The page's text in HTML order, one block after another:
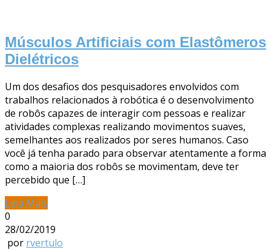
Músculos Artificiais com Elastômeros
Dielétricos
Um dos desafios dos pesquisadores envolvidos com
trabalhos relacionados à robótica é o desenvolvimento
de robôs capazes de interagir com pessoas e realizar
atividades complexas realizando movimentos suaves,
semelhantes aos realizados por seres humanos. Caso
você já tenha parado para observar atentamente a forma
como a maioria dos robôs se movimentam, deve ter
percebido que […]
Leia Mais
0
28/02/2019
por rvertulo